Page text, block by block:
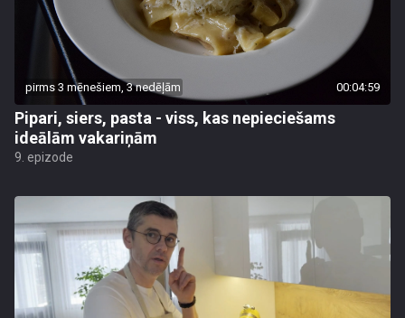
pirms 3 mēnešiem, 3 nedēļām 00:04:59
Pipari, siers, pasta - viss, kas nepieciešams
ideālām vakariņām
9. epizode